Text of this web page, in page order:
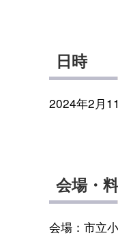
日時
2024年2月
会場・
会場：市立